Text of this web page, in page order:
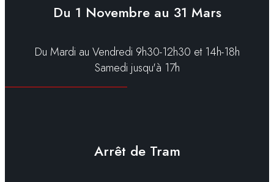
Du 1 Novembre au 31 Mars
Du Mardi au Vendredi 9h30-12h30 et 14h-18h
Samedi jusqu'à 17h
Arrêt de Tram